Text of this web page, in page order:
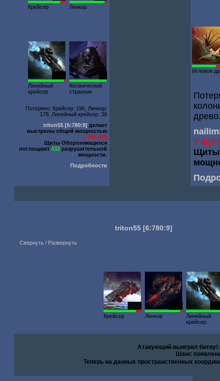
Крейсер
Линкор
Линейный
крейсер
Космический
странник
Потеряно: Крейсер: 196, Линкор:
178, Линейный крейсер: 38
triton55 [6:780:9] делает
выстрелы общей мощностью
1 889 479
Щиты Обороняющихся
поглощают432 разрушительной
мощности.
Подробности
Игловое
7 427
Щиты
triton55 [6:780:9]
Свернуть / Развернуть
Крейсер
Линкор
Линейный
крейсер
Атакующий выиграл
Шанс
Теперь на данных пространственных